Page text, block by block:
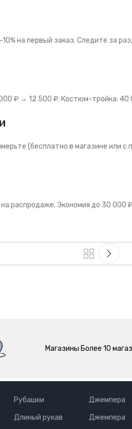
на первый заказ. Следите за
₽ → 12 500 ₽. Костюм-тройка:
(бесплатно в магазине или
распродаже. Экономия до 30 000
Магазины Более 10
Рубашки
Длиный рукав
Джемпера
Джемпера